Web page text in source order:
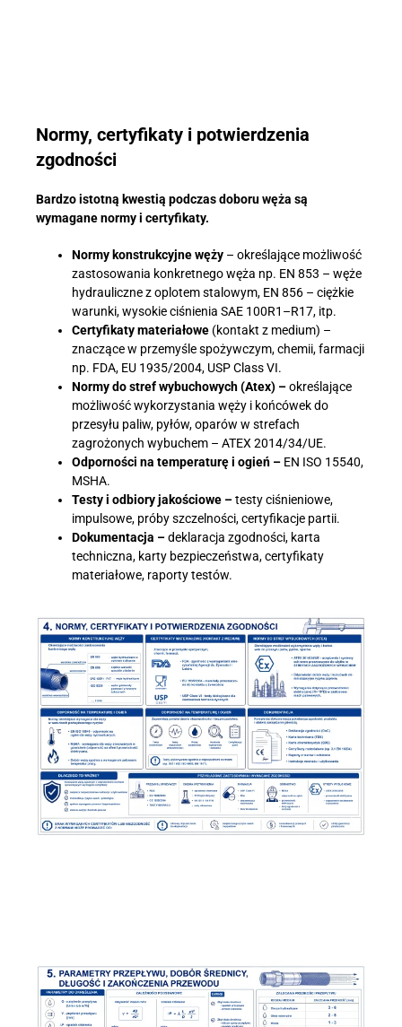
Normy, certyfikaty i potwierdzenia
zgodności
Bardzo istotną kwestią podczas doboru węża są
wymagane normy i certyfikaty.
Normy konstrukcyjne węży – określające możliwość
zastosowania konkretnego węża np. EN 853 – węże
hydrauliczne z oplotem stalowym, EN 856 – ciężkie
warunki, wysokie ciśnienia SAE 100R1–R17, itp.
Certyfikaty materiałowe (kontakt z medium) –
znaczące w przemyśle spożywczym, chemii, farmacji
np. FDA, EU 1935/2004, USP Class VI.
Normy do stref wybuchowych (Atex) –określające
możliwość wykorzystania węży i końcówek do
przesyłu paliw, pyłów, oparów w strefach
zagrożonych wybuchem – ATEX 2014/34/UE.
Odporności na temperaturę i ogień –EN ISO 15540,
MSHA.
Testy i odbiory jakościowe –testy ciśnieniowe,
impulsowe, próby szczelności, certyfikacje partii.
Dokumentacja –deklaracja zgodności, karta
techniczna, karty bezpieczeństwa, certyfikaty
materiałowe, raporty testów.